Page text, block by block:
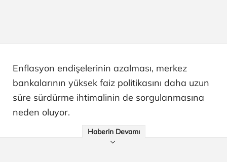
Enflasyon endişelerinin azalması, merkez
bankalarının yüksek faiz politikasını daha uzun
süre sürdürme ihtimalinin de sorgulanmasına
neden oluyor.
Haberin Devamı